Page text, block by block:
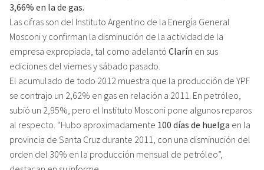
3,66% en la de gas.
Las cifras son del Instituto Argentino de la Energía General
Mosconi y confirman la disminución de la actividad de la
empresa expropiada, tal como adelantó Clarín en sus
ediciones del viernes y sábado pasado.
El acumulado de todo 2012 muestra que la producción de YPF
se contrajo un 2,62% en gas en relación a 2011. En petróleo,
subió un 2,95%, pero el Instituto Mosconi pone algunos reparos
al respecto. “Hubo aproximadamente 100 días de huelga en la
provincia de Santa Cruz durante 2011, con una disminución del
orden del 30% en la producción mensual de petróleo”,